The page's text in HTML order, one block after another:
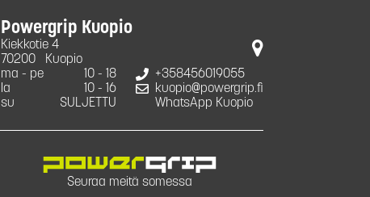
Powergrip Kuopio
Kiekkotie 4
70200
Kuopio
ma - pe
10 - 18
la
10 - 16
su
SULJETTU
+358456019055
kuopio@powergrip.fi
WhatsApp Kuopio
Seuraa meitä somessa